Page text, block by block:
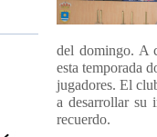
del domingo. A
esta temporada
jugadores. El
a desarrollar su
recuerdo.